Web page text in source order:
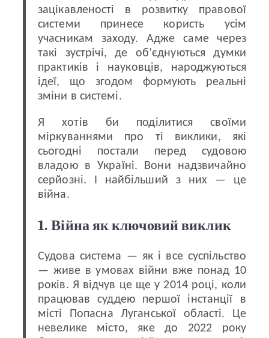
зацікавленості в розвитку правової
системи принесе користь усім
учасникам заходу. Адже саме через
такі зустрічі, де об’єднуються думки
практиків і науковців, народжуються
ідеї, що згодом формують реальні
зміни в системі.
Я хотів би поділитися своїми
міркуваннями про ті виклики, які
сьогодні постали перед судовою
владою в Україні. Вони надзвичайно
серйозні. І найбільший з них — це
війна.
1. Війна як ключовий виклик
Судова система — як і все суспільство
— живе в умовах війни вже понад 10
років. Я відчув це ще у 2014 році, коли
працював суддею першої інстанції в
місті Попасна Луганської області. Це
невелике місто, яке до 2022 року